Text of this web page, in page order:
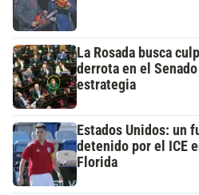
La Rosada busca
derrota en el
estrategia
Estados Unidos: un
detenido por el ICE
Florida